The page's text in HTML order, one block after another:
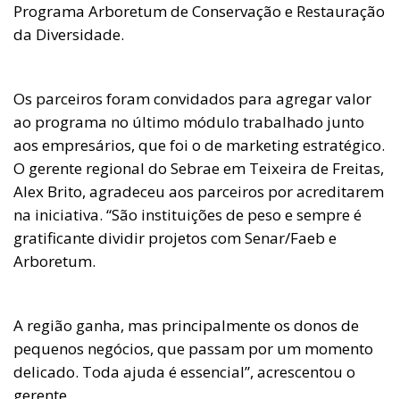
Programa Arboretum de Conservação e Restauração
da Diversidade.
Os parceiros foram convidados para agregar valor
ao programa no último módulo trabalhado junto
aos empresários, que foi o de marketing estratégico.
O gerente regional do Sebrae em Teixeira de Freitas,
Alex Brito, agradeceu aos parceiros por acreditarem
na iniciativa. “São instituições de peso e sempre é
gratificante dividir projetos com Senar/Faeb e
Arboretum.
A região ganha, mas principalmente os donos de
pequenos negócios, que passam por um momento
delicado. Toda ajuda é essencial”, acrescentou o